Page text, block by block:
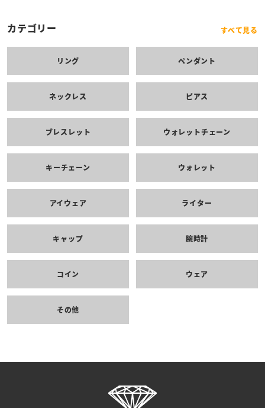
カテゴリー すべて見る
リング ペンダント
ネックレス ピアス
ブレスレット ウォレットチェーン
キーチェーン ウォレット
アイウェア ライター
キャップ 腕時計
コイン ウェア
その他